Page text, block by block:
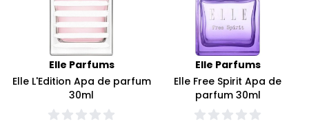
Elle Parfums
Elle L'Edition Apa de parfum
30ml
Elle Parfums
Elle Free Spirit Apa de
parfum 30ml